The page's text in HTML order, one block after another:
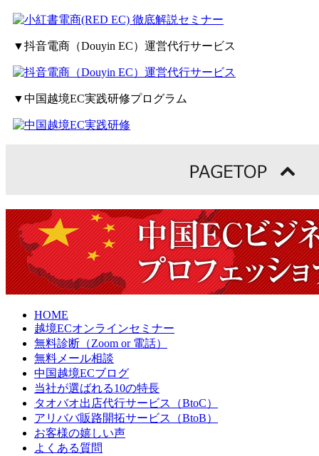
▼抖音電商（Douyin EC）運営代行サービス
▼中国越境EC実践研修プログラム
HOME
越境ECオンラインセミナー
無料診断（Zoom or 電話）
無料メール相談
中国越境ECブログ
当社が選ばれる10の特長
タオバオ出店代行サービス（BtoC）
アリババ販路開拓サービス（BtoB）
お客様の嬉しい声
よくある質問